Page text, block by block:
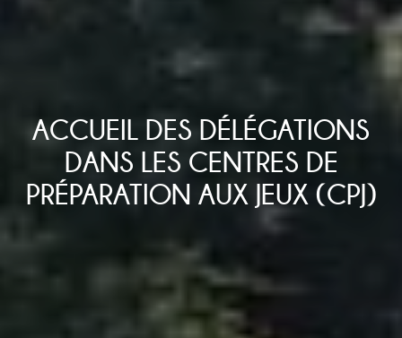
ACCUEIL DES DÉLÉGATIONS
DANS LES CENTRES DE
PRÉPARATION AUX JEUX (CPJ)